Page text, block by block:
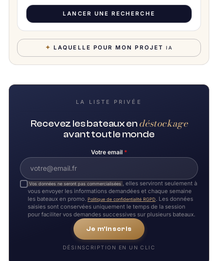
LANCER UNE RECHERCHE
✦ LAQUELLE POUR MON PROJET IA
LA LISTE PRIVÉE
Recevez les bateaux en déstockage
avant tout le monde
Votre email *
Vos données ne seront pas commercialisées , elles serviront seulement à
vous envoyer les informations demandées et chaque semaine
les bateaux en promo. Politique de confidentialité RGPD. Les données
saisies sont conservées uniquement le temps de la session
pour faciliter vos demandes successives sur plusieurs bateaux.
Je m'inscris
DÉSINSCRIPTION EN UN CLIC